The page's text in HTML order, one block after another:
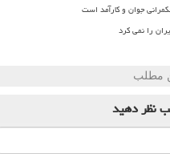
جوان و کارآمد است
را نمی کرد
مطلب
نظر دهید